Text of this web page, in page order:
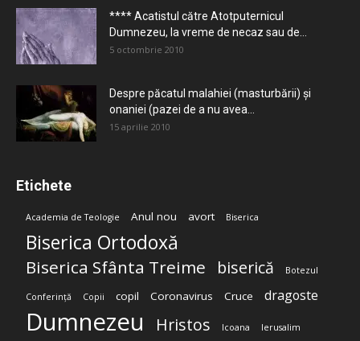
**** Acatistul către Atotputernicul
Dumnezeu, la vreme de necaz sau de...
5 octombrie 2010
Despre păcatul malahiei (masturbării) şi
onaniei (pazei de a nu avea...
15 aprilie 2010
Etichete
Academia de Teologie Anul nou avort Biserica
Biserica Ortodoxă
Biserica Sfânta Treime biserică Botezul
Conferință Copii copil Coronavirus Cruce dragoste
Dumnezeu Hristos Icoana Ierusalim